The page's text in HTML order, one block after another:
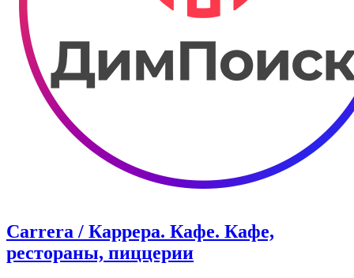
Сarrera / Каррера. Кафе. Кафе,
рестораны, пиццерии